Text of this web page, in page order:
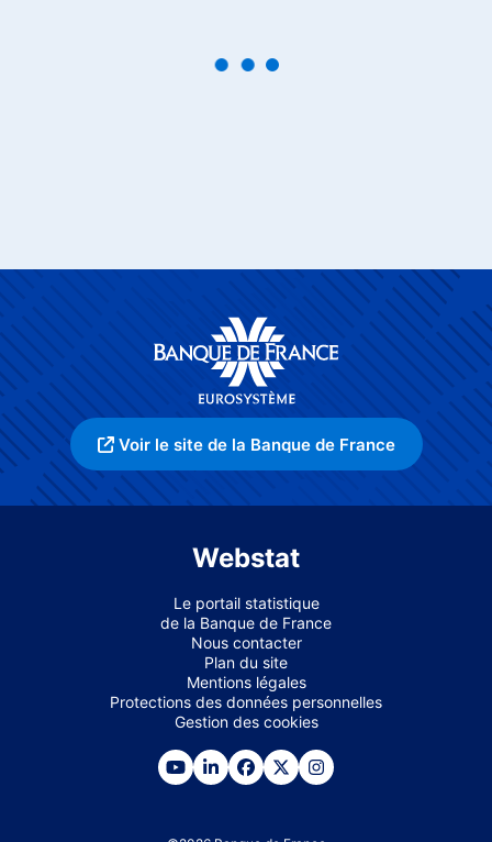
Voir le site de la Banque de France
Webstat
Le portail statistique
de la Banque de France
Nous contacter
Plan du site
Mentions légales
Protections des données personnelles
Gestion des cookies